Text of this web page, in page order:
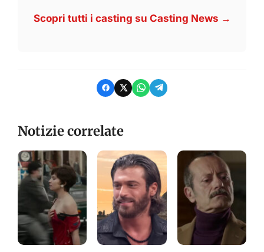
Scopri tutti i casting su Casting News →
Notizie correlate